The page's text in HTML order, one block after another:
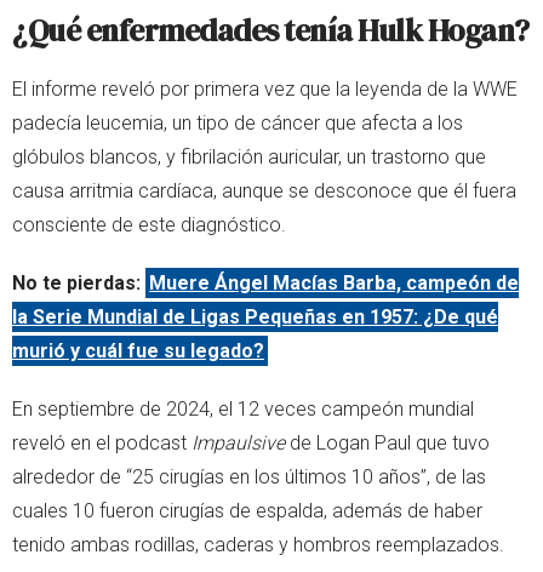
¿Qué enfermedades tenía Hulk Hogan?
El informe reveló por primera vez que la leyenda de la WWE
padecía leucemia, un tipo de cáncer que afecta a los
glóbulos blancos, y fibrilación auricular, un trastorno que
causa arritmia cardíaca, aunque se desconoce que él fuera
consciente de este diagnóstico.
No te pierdas: Muere Ángel Macías Barba, campeón de
la Serie Mundial de Ligas Pequeñas en 1957: ¿De qué
murió y cuál fue su legado?
En septiembre de 2024, el 12 veces campeón mundial
reveló en el podcast Impaulsivede Logan Paul que tuvo
alrededor de “25 cirugías en los últimos 10 años”, de las
cuales 10 fueron cirugías de espalda, además de haber
tenido ambas rodillas, caderas y hombros reemplazados.